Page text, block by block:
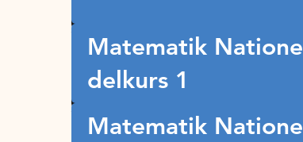
Matematik Nationell
delkurs 1
Matematik Nationell